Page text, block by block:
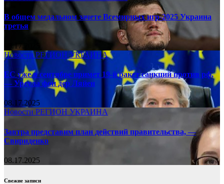
В общем медальном зачете Всемирных игр-2025 Украина
третья
08.17.2025
НовостиРЕГИОНУКРАИНА
ЕС уже в сентябре примет 19-й ракет санкций против рф,
— Урсула фон дер Ляйен
08.17.2025
Новости РЕГИОН УКРАИНА
Завтра представим план действий правительства, —
Свириденко
08.17.2025
Свежие записи